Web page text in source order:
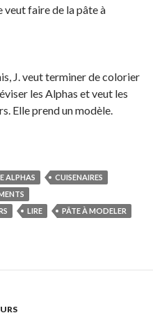
veut faire de la pâte à
J. veut terminer de colorier
les Alphas et veut les
Elle prend un modèle.
ALPHAS
CUISENAIRES
LIRE
PÂTE À MODELER